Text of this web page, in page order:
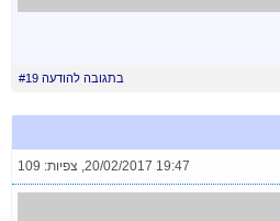
בתגובה להודעה #19
20/02/2017 19:47 צפיות: 109